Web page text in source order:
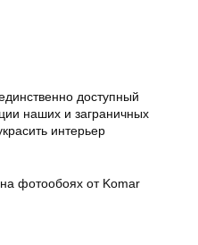
доступный
наших и заграничных
интерьер
фотообоях от Komar